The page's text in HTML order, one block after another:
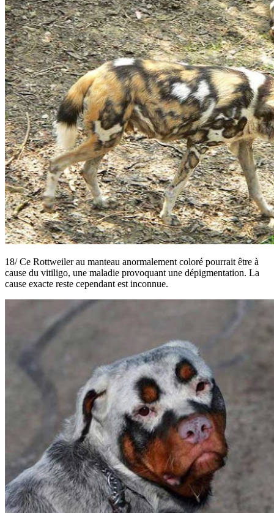
18/Ce Rottweiler au manteau anormalement coloré pourrait être à
cause du vitiligo, une maladie provoquant une dépigmentation. La
cause exacte reste cependant est inconnue.